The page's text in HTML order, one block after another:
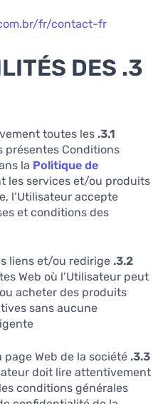
fr/contact-fr/
DES
3.1.
toutes les
présentes Conditions
la Politique de
les services et/ou produits
l’Utilisateur accepte
et conditions des
3.2.
liens et/ou redirige
Web où l’Utilisateur peut
acheter des produits
sans aucune
3.3.
page Web de la société
doit lire attentivement
conditions générales